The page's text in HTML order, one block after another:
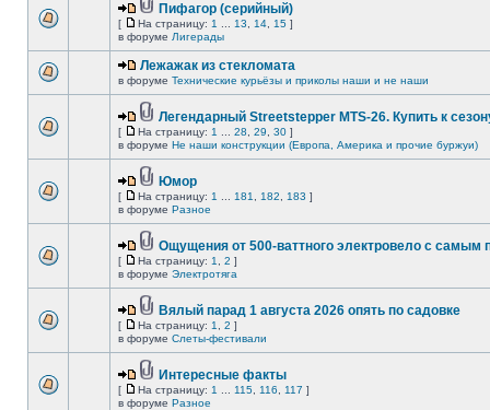
Пифагор (серийный)
[ На страницу: 1 13 14 15 ]
в форуме Лигерады
Лежажак из стекломата
в форуме Технические курьёзы и приколы наши и не наши
Легендарный Streetstepper MTS-26. Купить к
[ На страницу: 1 28 29 30 ]
в форуме Не наши конструкции (Европа, Америка и прочие буржуи)
Юмор
[ На страницу: 1 181 182 183 ]
в форуме Разное
Ощущения от 500-ваттного электровело с самым
[ На страницу: 1 2 ]
в форуме Электротяга
Вялый парад 1 августа 2026 опять по садовке
[ На страницу: 1 2 ]
в форуме Слеты-фестивали
Интересные факты
[ На страницу: 1 115 116 117 ]
в форуме Разное